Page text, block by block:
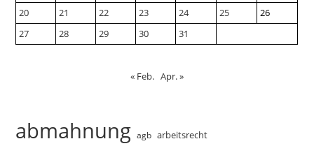
20
21 22 23 24 25
26
27
28 29 30 31
« Feb. Apr. »
abmahnung agb arbeitsrecht